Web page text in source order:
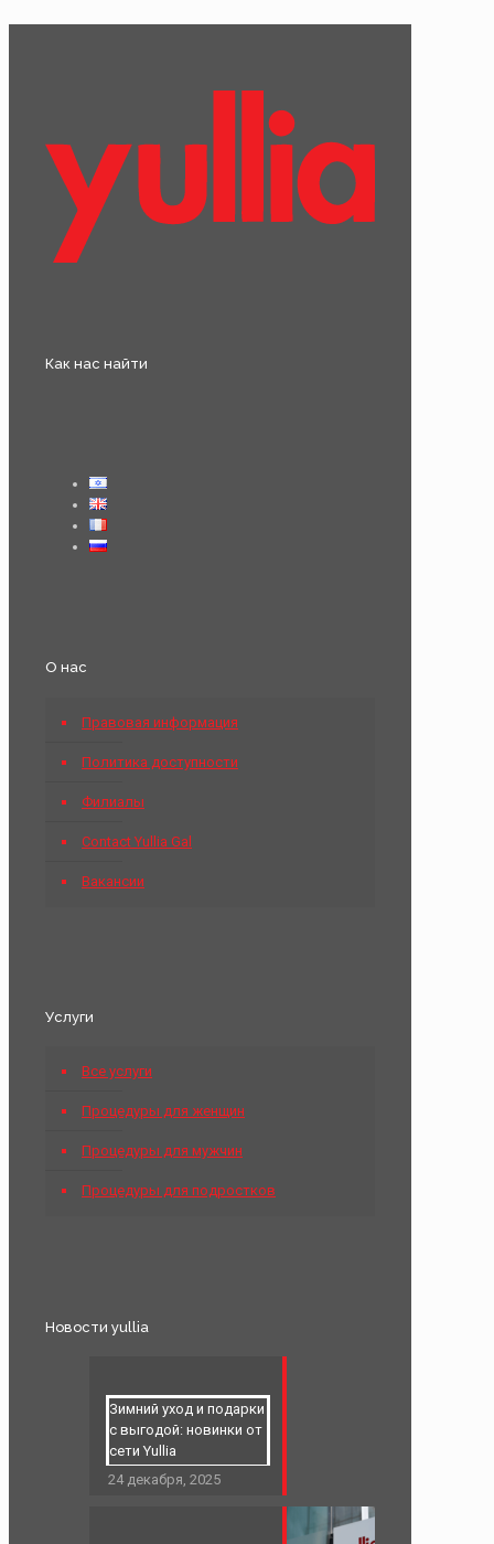
Как нас найти
О нас
Правовая информация
Политика доступности
Филиалы
Contact Yullia Gal
Вакансии
Услуги
Все услуги
Процедуры для женщин
Процедуры для мужчин
Процедуры для подростков
Новости yullia
Зимний уход и подарки
с выгодой: новинки от
сети Yullia
24 декабря, 2025